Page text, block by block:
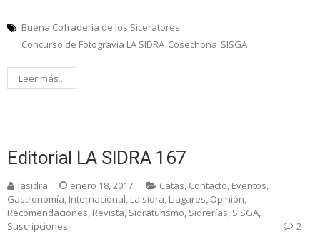
Buena Cofradería de los Siceratores
Concurso de Fotogravía LA SIDRA Cosechona SISGA
Leer más...
Editorial LA SIDRA 167
lasidra enero 18, 2017 Catas, Contacto, Eventos,
Gastronomía, Internacional, La sidra, Llagares, Opinión,
Recomendaciones, Revista, Sidraturismo, Sidrerías, SISGA,
Suscripciones
2